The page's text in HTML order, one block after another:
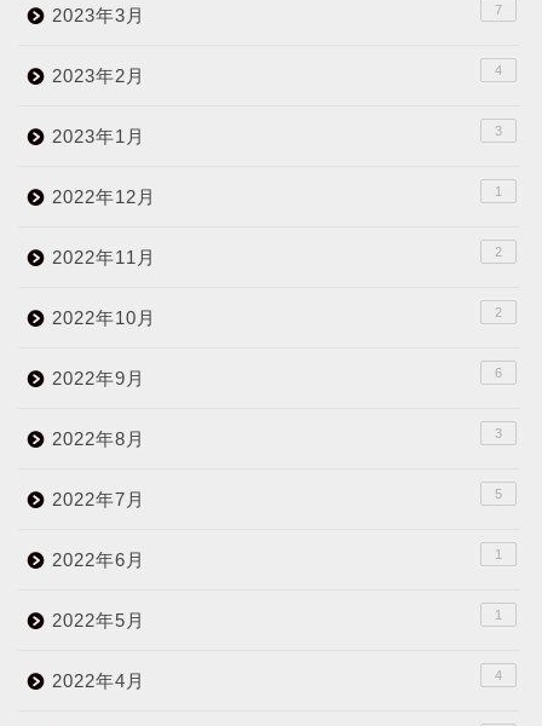
2023年3月 7
2023年2月 4
2023年1月 3
2022年12月 1
2022年11月 2
2022年10月 2
2022年9月 6
2022年8月 3
2022年7月 5
2022年6月 1
2022年5月 1
2022年4月 4